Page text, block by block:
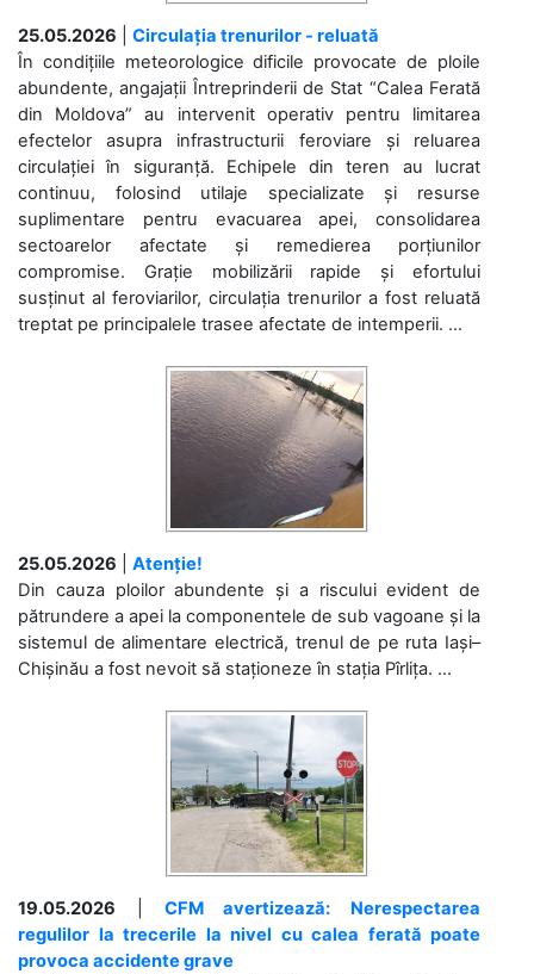
25.05.2026
Circulația trenurilor - reluată
În condițiile meteorologice dificile provocate de ploile
abundente, angajații Întreprinderii de Stat “Calea Ferată
din Moldova” au intervenit operativ pentru limitarea
efectelor asupra infrastructurii feroviare și reluarea
circulației în siguranță. Echipele din teren au lucrat
continuu, folosind utilaje specializate și resurse
suplimentare pentru evacuarea apei, consolidarea
sectoarelor afectate și remedierea porțiunilor
compromise. Grație mobilizării rapide și efortului
susținut al feroviarilor, circulația trenurilor a fost reluată
treptat pe principalele trasee afectate de intemperii. ...
25.05.2026
Atenție!
Din cauza ploilor abundente și a riscului evident de
pătrundere a apei la componentele de sub vagoane și la
sistemul de alimentare electrică, trenul de pe ruta Iași–
Chișinău a fost nevoit să staționeze în stația Pîrlița. ...
19.05.2026
CFM avertizează: Nerespectarea
regulilor la trecerile la nivel cu calea ferată poate
provoca accidente grave